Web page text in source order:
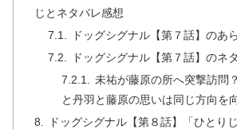
じとネタバレ感想
ドッグシグナル【第７話】のあ
ドッグシグナル【第７話】のネ
未祐が藤原の所へ突撃訪問
と丹羽と藤原の思いは同じ方向を
ドッグシグナル【第８話】「ひとり